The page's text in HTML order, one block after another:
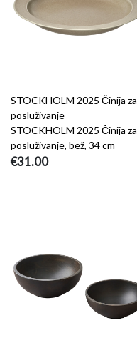
STOCKHOLM 2025 Činija za
posluživanje
STOCKHOLM 2025 Činija za
posluživanje, bež, 34 cm
€31.00